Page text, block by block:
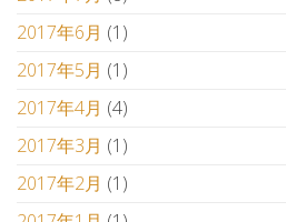
2017年6月 (1)
2017年5月 (1)
2017年4月 (4)
2017年3月 (1)
2017年2月 (1)